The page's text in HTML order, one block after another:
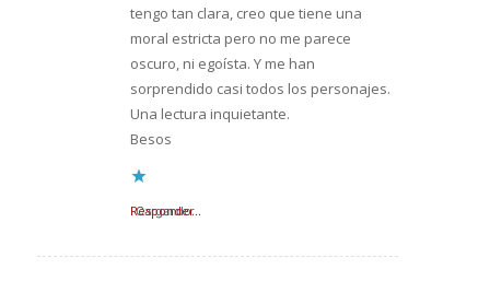
tengo tan clara, creo que tiene una
moral estricta pero no me parece
oscuro, ni egoísta. Y me han
sorprendido casi todos los personajes.
Una lectura inquietante.
Besos
Cargando...
Responder